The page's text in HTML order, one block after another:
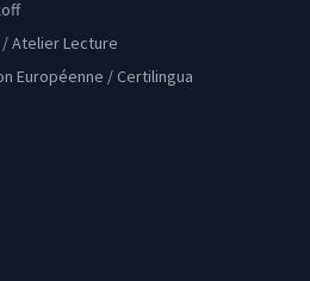
Atelier Lecture
Européenne / Certilingua